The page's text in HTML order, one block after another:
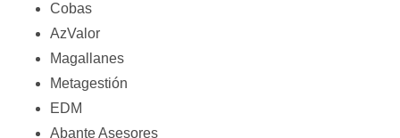
Cobas
AzValor
Magallanes
Metagestión
EDM
Abante Asesores